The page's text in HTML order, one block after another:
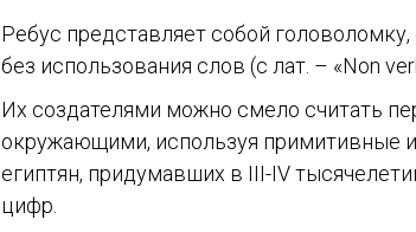
Ребус представляет собой
без использования слов (с лат. – «Non
Их создателями можно смело считать
окружающими, используя примитивные
египтян, придумавших в III-IV
цифр.